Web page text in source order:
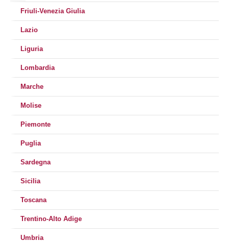
Friuli-Venezia Giulia
Lazio
Liguria
Lombardia
Marche
Molise
Piemonte
Puglia
Sardegna
Sicilia
Toscana
Trentino-Alto Adige
Umbria